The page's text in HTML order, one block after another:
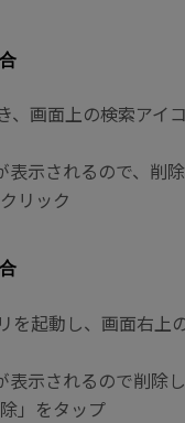
画面上の検索アイ
示されるので、削
リック
起動し、画面右上
示されるので削除
」をタップ